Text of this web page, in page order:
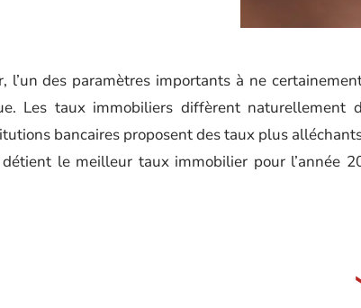
des paramètres importants à ne
Les taux immobiliers diffèrent naturellement
bancaires proposent des taux plus
le meilleur taux immobilier pour l’année